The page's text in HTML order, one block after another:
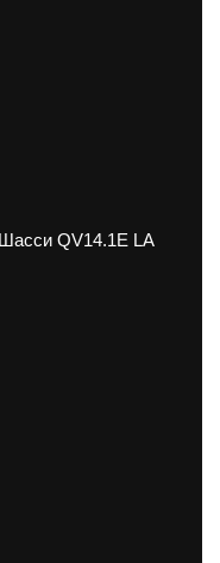
QV14.1E LA